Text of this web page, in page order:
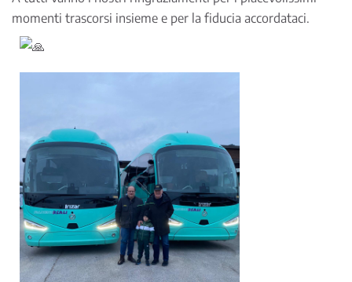
momenti trascorsi insieme e per la fiducia accordataci.